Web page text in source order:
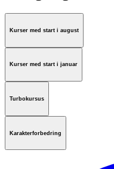
Kurser med start i august
Kurser med start i januar
Turbokursus
Karakterforbedring